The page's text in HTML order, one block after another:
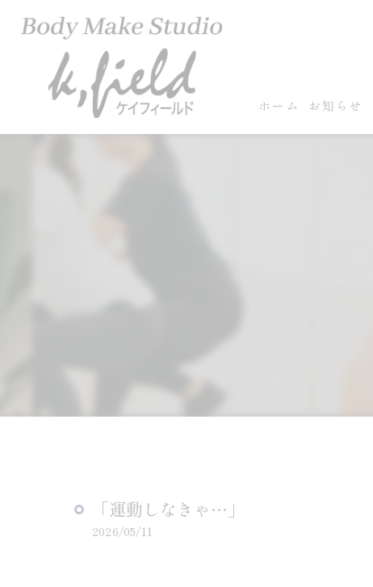
ホーム お知らせ
「運動しなきゃ…」
2026/05/11